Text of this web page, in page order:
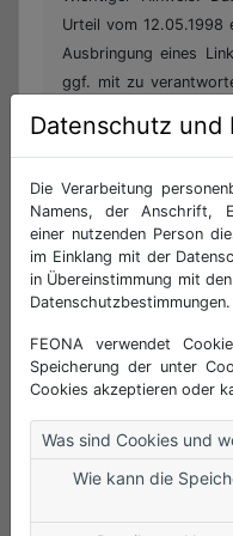
Urteil vom 12.05.1998
Ausbringung eines
ggf. mit zu
ausdrücklich von
Inhaltsanbieter
"eigenen Inhalte", die
den allgemeinen
eigenen Inhalten sind
anderen
unterscheiden. Für
verantwortlich, wenn
rechtswidrigen bzw.
hat und es ihr
deren Nutzung zu
"Links" handelt es
Datenschutz und
Die Verarbeitung
Namens, der Anschrift,
einer nutzenden Person
im Einklang mit der
in Übereinstimmung mit
Datenschutzbestimmungen.
FEONA verwendet
Speicherung der unter
Cookies akzeptieren oder
Was sind Cookies und
Wie kann die